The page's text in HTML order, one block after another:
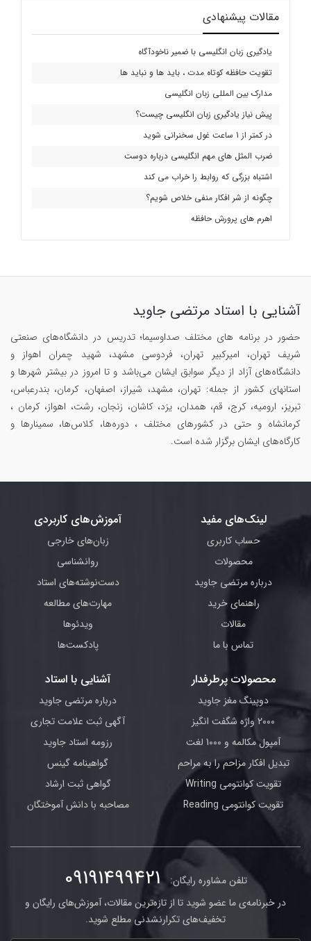
مقالات پیشنهادی
یادگیری زبان انگلیسی با ضمیر ناخودآگاه
تقویت حافظه کوتاه مدت ، باید ها و نباید ها
مدارک بین المللی زبان انگلیسی
پیش نیاز یادگیری زبان انگلیسی چیست؟
در کمتر از 1 ساعت غول سخنرانی شوید
ضرب المثل های مهم انگلیسی درباره دوست
اشتباه بزرگی که روابط را خراب می کند
چگونه از شر افکار منفی خلاص شویم؟
اهرم های پرورش حافظه
آشنایی با استاد مرتضی جاوید
حضور در برنامه های مختلف صداوسیما؛ تدریس در دانشگاه‌های صنعتی
شریف تهران، امیرکبیر تهران، فردوسی مشهد، شهید چمران اهواز و
دانشگاه‌های آزاد از دیگر سوابق ایشان می‌باشد و تا امروز در بیشتر شهرها و
استانهای کشور از جمله: تهران، مشهد، شیراز، اصفهان، کرمان، بندرعباس،
تبریز، ارومیه، کرج، قم، همدان، یزد، کاشان، زنجان، رشت، اهواز، کرمان ،
کرمانشاه و حتی در کشورهای مختلف ، دوره‌ها، کلاس‌ها، سمینار‌ها و
کارگاه‌های ایشان برگزار شده است.
لینک‌های مفید
حساب کاربری
محصولات
درباره مرتضی جاوید
راهنمای خرید
مقالات
تماس با ما
آموزش‌های کاربردی
زبان‌های خارجی
روانشناسی
دست‌نوشته‌های استاد
مهارت‌های مطالعه
ویدئوها
پادکست‌ها
محصولات پرطرفدار
دوپینگ مغز جاوید
2000 واژه شگفت انگیز
آمپول مکالمه و 1000 لغت
تبدیل افکار مزاحم را به مراحم
تقویت کوانتومی Writing
تقویت کوانتومی Reading
آشنایی با استاد
درباره مرتضی جاوید
آگهی ثبت علامت تجاری
رزومه استاد جاوید
گواهینامه گینس
گواهی ثبت ارشاد
مصاحبه با دانش آموختگان
تلفن مشاوره رایگان: 09191499421
در خبرنامه‌ی ما عضو شوید تا از تازه‌ترین مقالات، آموزش‌های رایگان و
تخفیف‌های تکرارنشدنی مطلع شوید.